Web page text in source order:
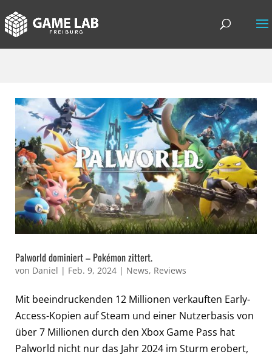
Palworld dominiert – Pokémon zittert.
von Daniel | Feb. 9, 2024 | News, Reviews
Mit beeindruckenden 12 Millionen verkauften Early-
Access-Kopien auf Steam und einer Nutzerbasis von
über 7 Millionen durch den Xbox Game Pass hat
Palworld nicht nur das Jahr 2024 im Sturm erobert,